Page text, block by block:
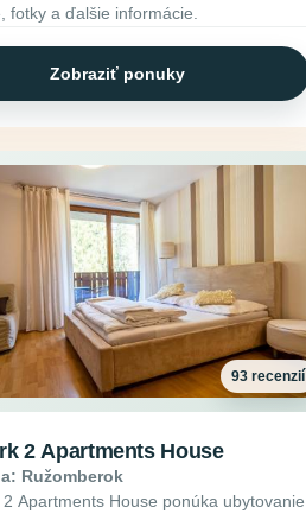
fotky a ďalšie informácie.
Zobraziť ponuky
93 recenzií
2 Apartments House
Ružomberok
Apartments House ponúka ubytovanie